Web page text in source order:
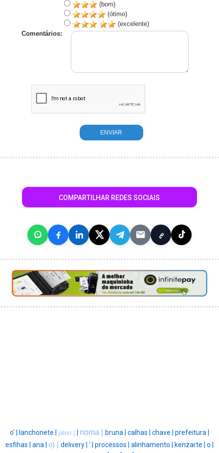
(bom)
(ótimo)
(excelente)
Comentários:
COMPARTILHAR REDES SOCIAIS
o' | lanchonete | jalon | noma | bruna | calhas | chave | prefeitura |
esfihas | ana | o) | delivery | ' | processos | alinhamento | kenzarte | o |